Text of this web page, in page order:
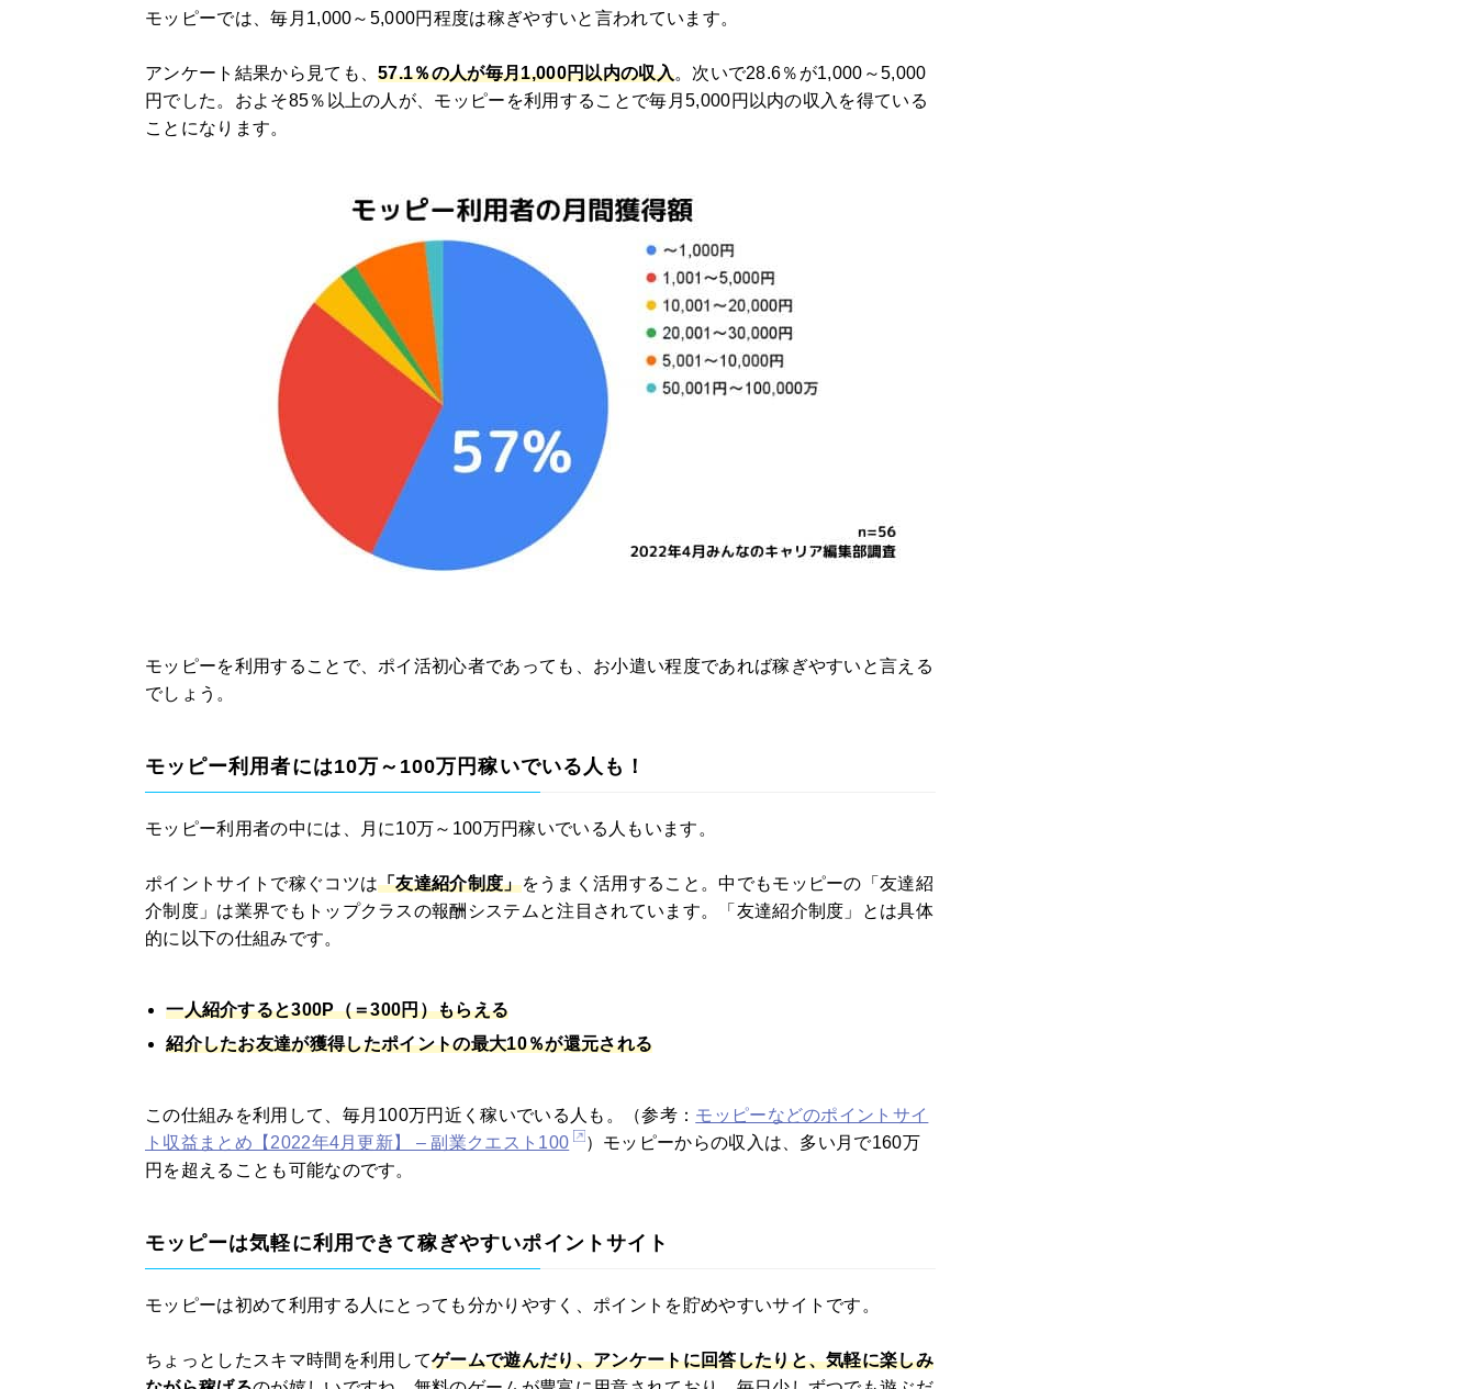
モッピーでは、毎月1,000～5,000円程度は稼ぎやすいと言われています。
アンケート結果から見ても、57.1％の人が毎月1,000円以内の収入。次いで28.6％が1,000～5,000
円でした。およそ85％以上の人が、モッピーを利用することで毎月5,000円以内の収入を得ている
ことになります。
モッピーを利用することで、ポイ活初心者であっても、お小遣い程度であれば稼ぎやすいと言える
でしょう。
モッピー利用者には10万～100万円稼いでいる人も！
モッピー利用者の中には、月に10万～100万円稼いでいる人もいます。
ポイントサイトで稼ぐコツは「友達紹介制度」をうまく活用すること。中でもモッピーの「友達紹
介制度」は業界でもトップクラスの報酬システムと注目されています。「友達紹介制度」とは具体
的に以下の仕組みです。
一人紹介すると300P（＝300円）もらえる
紹介したお友達が獲得したポイントの最大10％が還元される
この仕組みを利用して、毎月100万円近く稼いでいる人も。（参考： モッピーなどのポイントサイ
ト収益まとめ【2022年4月更新】 – 副業クエスト100
）モッピーからの収入は、多い月で160万
円を超えることも可能なのです。
モッピーは気軽に利用できて稼ぎやすいポイントサイト
モッピーは初めて利用する人にとっても分かりやすく、ポイントを貯めやすいサイトです。
ちょっとしたスキマ時間を利用してゲームで遊んだり、アンケートに回答したりと、気軽に楽しみ